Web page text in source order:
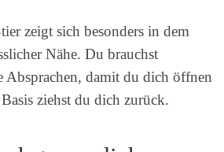
zeigt sich besonders in dem
Nähe. Du brauchst
Absprachen, damit du dich öffnen
ziehst du dich zurück.